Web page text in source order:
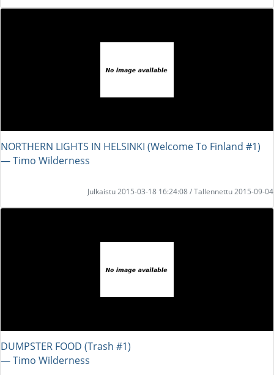
NORTHERN LIGHTS IN HELSINKI (Welcome To Finland #1)
― Timo Wilderness
Julkaistu 2015-03-18 16:24:08 / Tallennettu 2015-09-04
DUMPSTER FOOD (Trash #1)
― Timo Wilderness